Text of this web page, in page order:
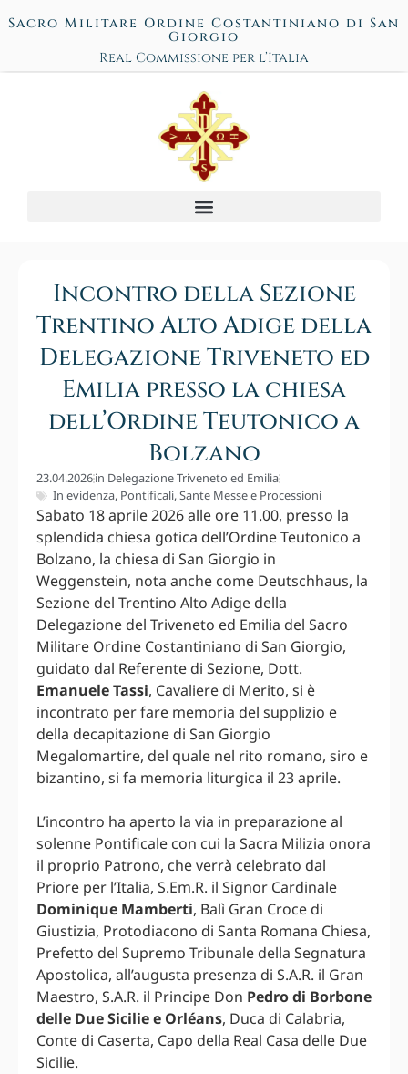
Sacro Militare Ordine Costantiniano di San
Giorgio
Real Commissione per l’Italia
Incontro della Sezione
Trentino Alto Adige della
Delegazione Triveneto ed
Emilia presso la chiesa
dell’Ordine Teutonico a
Bolzano
23.04.2026in Delegazione Triveneto ed Emilia
In evidenza, Pontificali,Sante Messe e Processioni
Sabato 18 aprile 2026 alle ore 11.00, presso la
splendida chiesa gotica dell’Ordine Teutonico a
Bolzano, la chiesa di San Giorgio in
Weggenstein, nota anche come Deutschhaus, la
Sezione del Trentino Alto Adige della
Delegazione del Triveneto ed Emilia del Sacro
Militare Ordine Costantiniano di San Giorgio,
guidato dal Referente di Sezione, Dott.
Emanuele Tassi, Cavaliere di Merito, si è
incontrato per fare memoria del supplizio e
della decapitazione di San Giorgio
Megalomartire, del quale nel rito romano, siro e
bizantino, si fa memoria liturgica il 23 aprile.
L’incontro ha aperto la via in preparazione al
solenne Pontificale con cui la Sacra Milizia onora
il proprio Patrono, che verrà celebrato dal
Priore per l’Italia, S.Em.R. il Signor Cardinale
Dominique Mamberti, Balì Gran Croce di
Giustizia, Protodiacono di Santa Romana Chiesa,
Prefetto del Supremo Tribunale della Segnatura
Apostolica, all’augusta presenza di S.A.R. il Gran
Maestro, S.A.R. il Principe Don Pedro di Borbone
delle Due Sicilie e Orléans, Duca di Calabria,
Conte di Caserta, Capo della Real Casa delle Due
Sicilie.